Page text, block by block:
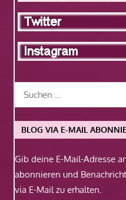
BLOG VIA E-MAIL
Gib deine E-Mail-Adresse
abonnieren und
via E-Mail zu erhalten.